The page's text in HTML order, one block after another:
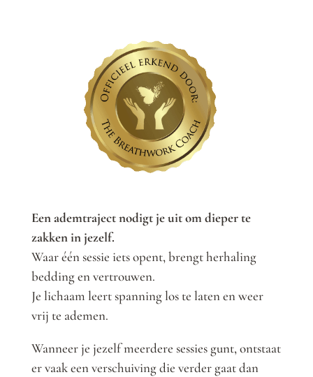
Een ademtraject nodigt je uit om dieper te
zakken in jezelf.
Waar één sessie iets opent, brengt herhaling
bedding en vertrouwen.
Je lichaam leert spanning los te laten en weer
vrij te ademen.
Wanneer je jezelf meerdere sessies gunt, ontstaat
er vaak een verschuiving die verder gaat dan